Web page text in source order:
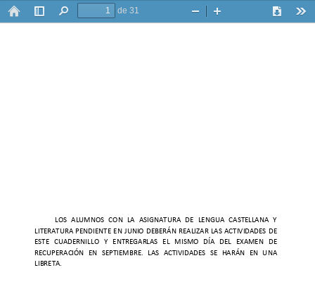
Barra
Buscar
de 31
Zoom
LOS   ALUMNOS   CON   LA   ASIGNATURA   DE   LENGUA   CASTELLANA   Y
LITERATURA  PENDIENTE  EN  JUNIO  DEBERÁN  REALIZAR  LAS  ACTIVIDADES  DE
ESTE   CUADERNILLO   Y   ENTREGARLAS   EL   MISMO   DÍA   DEL   EXAMEN   DE
RECUPERACIÓN   EN   SEPTIEMBRE.   LAS   ACTIVIDADES   SE   HARÁN   EN   UNA
LIBRETA.